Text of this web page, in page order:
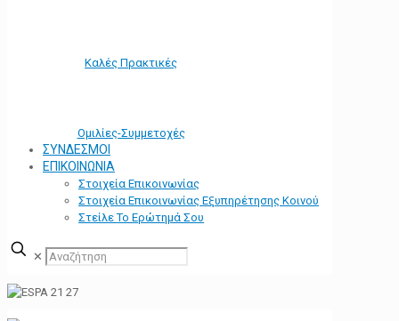
Καλές Πρακτικές
Ομιλίες-Συμμετοχές
ΣΥΝΔΕΣΜΟΙ
ΕΠΙΚΟΙΝΩΝΙΑ
Στοιχεία Επικοινωνίας
Στοιχεία Επικοινωνίας Εξυπηρέτησης Κοινού
Στείλε Το Ερώτημά Σου
✕